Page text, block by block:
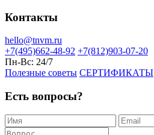
Контакты
hello@tnvm.ru
+7(495)662-48-92 +7(812)903-07-20
Пн-Вс: 24/7
Полезные советы СЕРТИФИКАТЫ
Есть вопросы?